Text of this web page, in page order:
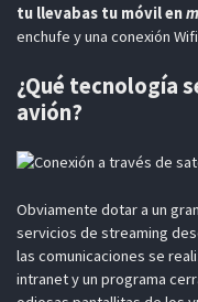
tu llevabas tu móvil en
enchufe y una conexión
¿Qué tecnología
avión?
Obviamente dotar a un
servicios de streaming
las comunicaciones se
intranet y un programa